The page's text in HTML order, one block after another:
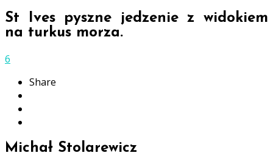
St Ives pyszne jedzenie z widokiem
na turkus morza.
6
Share
Michał Stolarewicz